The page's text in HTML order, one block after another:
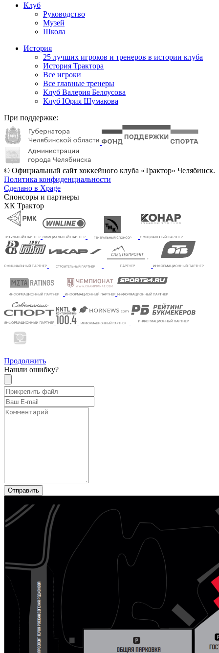
Клуб
Руководство
Музей
Школа
История
25 лучших игроков и тренеров в истории клуба
История Трактора
Все игроки
Все главные тренеры
Клуб Валерия Белоусова
Клуб Юрия Шумакова
При поддержке:
© Официальный сайт хоккейного клуба «Трактор» Челябинск.
Политика конфиденциальности
Сделано в Xpage
Спонсоры и партнеры
ХК Трактор
Продолжить
Нашли ошибку?